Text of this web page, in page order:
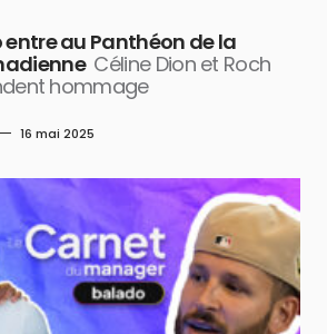
entre au Panthéon de la
Céline Dion et Roch
hommage
16 mai 2025